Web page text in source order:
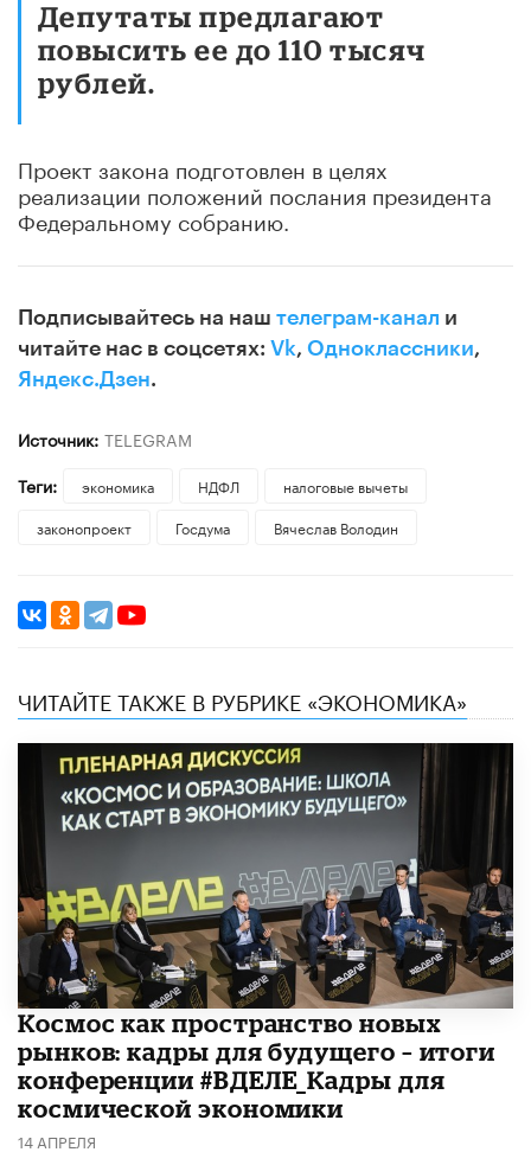
Депутаты предлагают
повысить ее до 110 тысяч
рублей.
Проект закона подготовлен в целях
реализации положений послания президента
Федеральному собранию.
Подписывайтесь на наш телеграм-канал и
читайте нас в соцсетях: Vk, Одноклассники,
Яндекс.Дзен.
Источник: TELEGRAM
Теги:
экономика НДФЛ
налоговые вычеты
законопроект
Госдума Вячеслав Володин
ЧИТАЙТЕ ТАКЖЕ В РУБРИКЕ «ЭКОНОМИКА»
Космос как пространство новых
рынков: кадры для будущего – итоги
конференции #ВДЕЛЕ_Кадры для
космической экономики
14 АПРЕЛЯ